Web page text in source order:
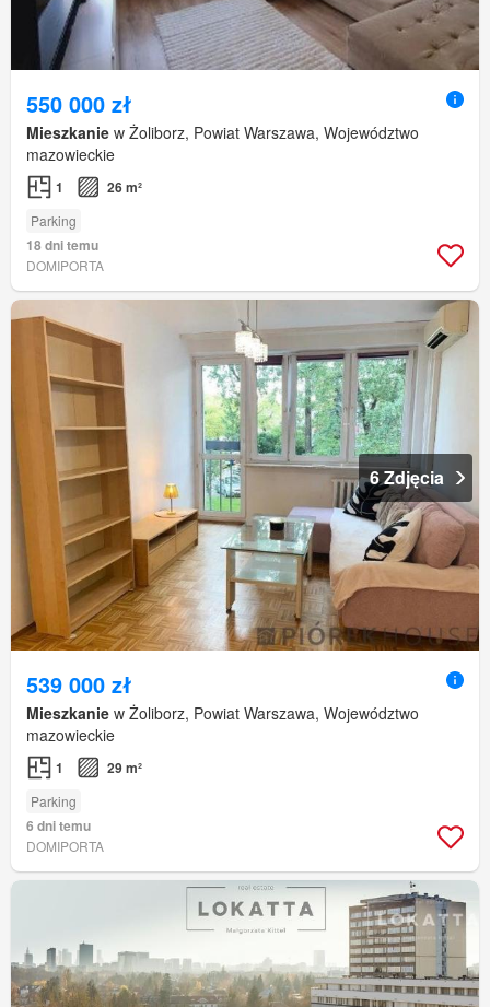
550 000 zł
Mieszkanie w Żoliborz, Powiat Warszawa, Województwo
mazowieckie
1 26 m²
Parking
18 dni temu
DOMIPORTA
6 Zdjęcia
539 000 zł
Mieszkanie w Żoliborz, Powiat Warszawa, Województwo
mazowieckie
1 29 m²
Parking
6 dni temu
DOMIPORTA